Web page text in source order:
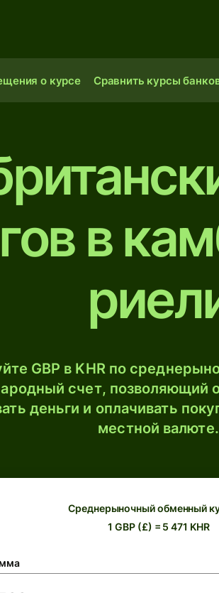
о курсе Сравнить курсы
в
GBP в KHR по
счет, позволяющий
деньги и оплачивать
местной валюте.
Среднерыночный обменный
1 GBP (£) = 5 471 KHR